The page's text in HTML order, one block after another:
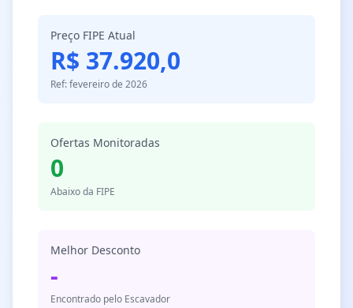
Preço FIPE Atual
R$ 37.920,0
Ref: fevereiro de 2026
Ofertas Monitoradas
0
Abaixo da FIPE
Melhor Desconto
-
Encontrado pelo Escavador